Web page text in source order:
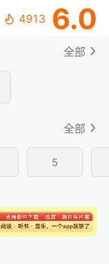
4913 6.0
全部
全部
5